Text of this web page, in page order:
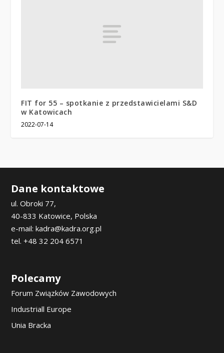
FIT for 55 – spotkanie z przedstawicielami S&D
w Katowicach
2022-07-14
Dane kontaktowe
ul. Obroki 77,
40-833 Katowice, Polska
e-mail: kadra@kadra.org.pl
tel. +48 32 204 6571
Polecamy
Forum Związków Zawodowych
Industriall Europe
Unia Bracka